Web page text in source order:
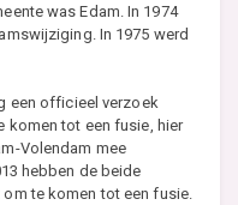
was Edam. In 1974
In 1975 werd
een officieel verzoek
komen tot een fusie, hier
Volendam mee
hebben de beide
te komen tot een fusie.